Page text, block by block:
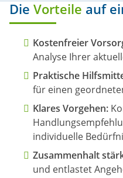
Die Vorteile auf
Kostenfreier
Analyse Ihrer
Praktische
für einen
Klares Vorgehen:
individuelle
Zusammenhalt
und entlastet